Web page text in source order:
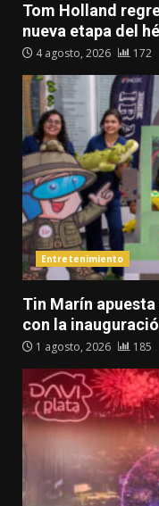
Tom Holland
nueva etapa del
4 agosto, 2026 172
Entretenimiento
Tin Marín
con la
1 agosto, 2026 185